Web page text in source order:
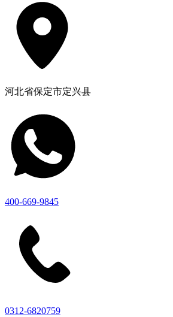
河北省保定市定兴县
400-669-9845
0312-6820759